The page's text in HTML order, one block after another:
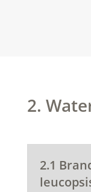
2.
2.1